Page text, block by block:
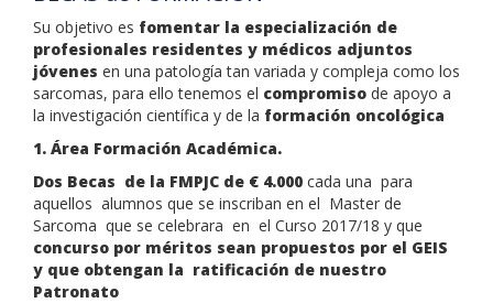
Su objetivo es fomentar la especialización de
profesionales residentes y médicos adjuntos
jóvenes en una patología tan variada y compleja como los
sarcomas, para ello tenemos el compromiso de apoyo a
la investigación científica y de la formación oncológica
1. Área Formación Académica.
Dos Becas de la FMPJC de € 4.000 cada una para
aquellos alumnos que se inscriban en el Master de
Sarcoma que se celebrara en el Curso 2017/18 y que
concurso por méritos sean propuestos por el GEIS
y que obtengan la ratificación de nuestro
Patronato